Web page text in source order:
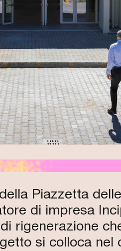
Piazzetta
di impresa
rigenerazione
si colloca